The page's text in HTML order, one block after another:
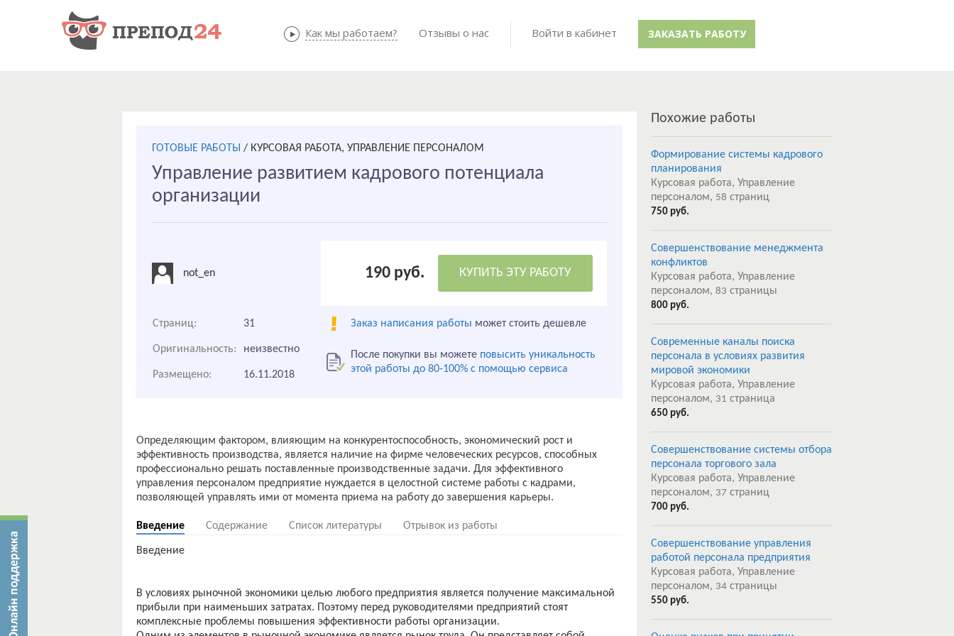
Как мы работаем? Готовые работы
Как мы работаем? Отзывы о нас Войти в кабинет ЗАКАЗАТЬ РАБОТУ
ГОТОВЫЕ РАБОТЫ / КУРСОВАЯ РАБОТА, УПРАВЛЕНИЕ ПЕРСОНАЛОМ
Управление развитием кадрового потенциала
организации
not_en 190 руб. КУПИТЬ ЭТУ РАБОТУ
Страниц: 31 Заказ написания работы может стоить дешевле
Оригинальность: неизвестно После покупки вы можете повысить уникальность
этой работы до 80-100% с помощью сервиса
Размещено: 16.11.2018
Определяющим фактором, влияющим на конкурентоспособность, экономический рост и
эффективность производства, является наличие на фирме человеческих ресурсов, способных
профессионально решать поставленные производственные задачи. Для эффективного
управления персоналом предприятие нуждается в целостной системе работы с кадрами,
Введение Содержание Список литературы Отрывок из работы
Введение
В условиях рыночной экономики целью любого предприятия является получение максимальной
прибыли при наименьших затратах. Поэтому перед руководителями предприятий стоят
комплексные проблемы повышения эффективности работы организации.
Похожие работы
Формирование системы кадрового
планирования
Курсовая работа, Управление
персоналом, 58 страниц
750 руб.
Совершенствование менеджмента
конфликтов
Курсовая работа, Управление
персоналом, 83 страницы
800 руб.
Современные каналы поиска
персонала в условиях развития
мировой экономики
Курсовая работа, Управление
персоналом, 31 страница
650 руб.
Совершенствование системы отбора
персонала торгового зала
Курсовая работа, Управление
персоналом, 37 страниц
700 руб.
Совершенствование управления
работой персонала предприятия
Курсовая работа, Управление
персоналом, 34 страницы
550 руб.